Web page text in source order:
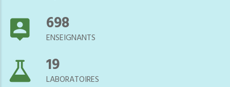
754
ENSEIGNANTS
21
LABORATOIRES